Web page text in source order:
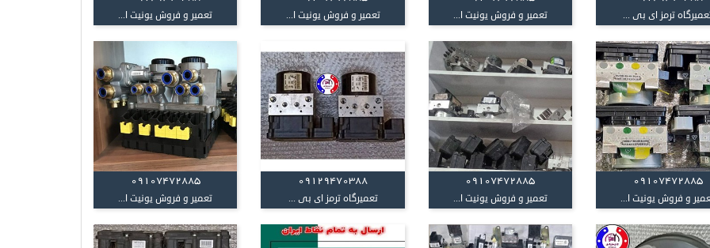
ترمز ای بی ... تعمیر و فروش یونیت ا... تعمیر و فروش یونیت ا... تعمیر و فروش یونیت ا...
09107472885
و فروش یونیت ا...
09107472885
تعمیر و فروش یونیت ا...
09129470388
تعمیرگاه ترمز ای بی ...
09107472885
تعمیر و فروش یونیت ا...